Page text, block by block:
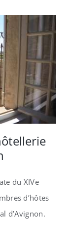
du XIVe
d’hôtes
d’Avignon.